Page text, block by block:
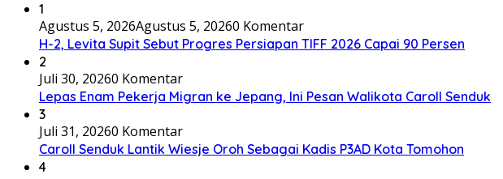
1
Agustus 5, 2026Agustus 5, 20260 Komentar
H-2, Levita Supit Sebut Progres Persiapan TIFF 2026 Capai 90 Persen
2
Juli 30, 20260 Komentar
Lepas Enam Pekerja Migran ke Jepang, Ini Pesan Walikota Caroll Senduk
3
Juli 31, 20260 Komentar
Caroll Senduk Lantik Wiesje Oroh Sebagai Kadis P3AD Kota Tomohon
4